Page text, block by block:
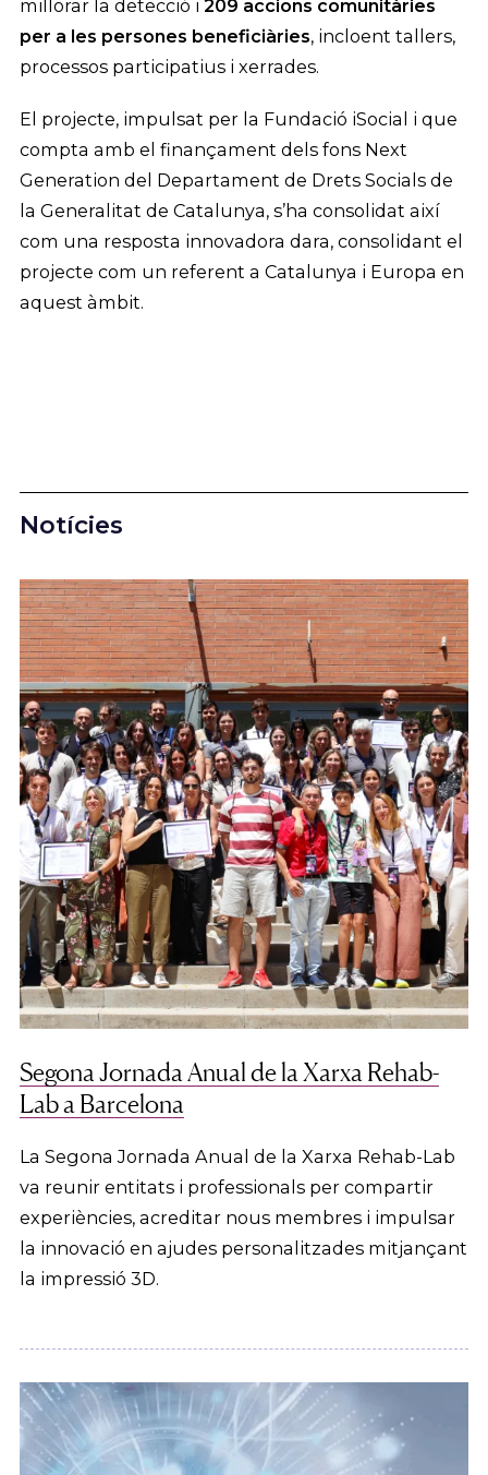
millorar la detecció i 209 accions comunitàries
per a les persones beneficiàries, incloent tallers,
processos participatius i xerrades.
El projecte, impulsat per la Fundació iSocial i que
compta amb el finançament dels fons Next
Generation del Departament de Drets Socials de
la Generalitat de Catalunya, s’ha consolidat així
com una resposta innovadora dara, consolidant el
projecte com un referent a Catalunya i Europa en
aquest àmbit.
Segona Jornada Anual de la Xarxa Rehab-
Lab a Barcelona
La Segona Jornada Anual de la Xarxa Rehab-Lab
va reunir entitats i professionals per compartir
experiències, acreditar nous membres i impulsar
la innovació en ajudes personalitzades mitjançant
la impressió 3D.